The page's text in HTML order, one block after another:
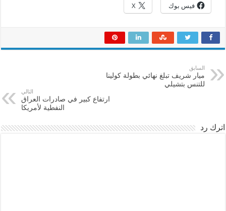
فيس بوك X
السابق
ميار شريف تبلغ نهائي بطولة كولينا
للتنس بتشيلي
التالي
ارتفاع كبير في صادرات العراق
النفطية لأمريكا
اترك رد